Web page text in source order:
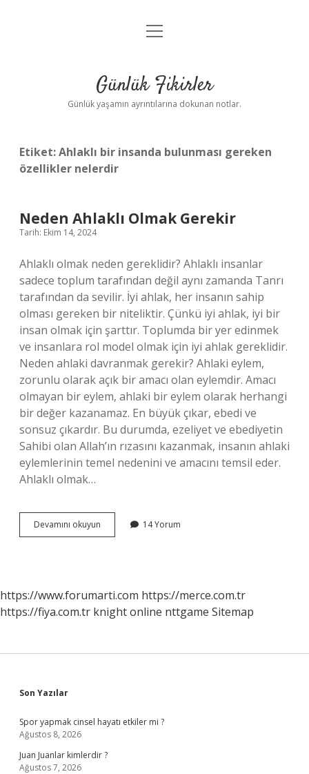
Anasayfa
Yasal Uyarı
menüyü
Günlük Fikirler
Günlük yaşamın ayrıntılarına dokunan notlar.
Etiket:Ahlaklı bir insanda bulunması gereken
özellikler nelerdir
Neden Ahlaklı Olmak Gerekir
Tarih: Ekim 14, 2024
Ahlaklı olmak neden gereklidir? Ahlaklı insanlar
sadece toplum tarafından değil aynı zamanda Tanrı
tarafından da sevilir. İyi ahlak, her insanın sahip
olması gereken bir niteliktir. Çünkü iyi ahlak, iyi bir
insan olmak için şarttır. Toplumda bir yer edinmek
ve insanlara rol model olmak için iyi ahlak gereklidir.
Neden ahlaki davranmak gerekir? Ahlaki eylem,
zorunlu olarak açık bir amacı olan eylemdir. Amacı
olmayan bir eylem, ahlaki bir eylem olarak herhangi
bir değer kazanamaz. En büyük çıkar, ebedi ve
sonsuz çıkardır. Bu durumda, ezeliyet ve ebediyetin
Sahibi olan Allah’ın rızasını kazanmak, insanın ahlaki
eylemlerinin temel nedenini ve amacını temsil eder.
Ahlaklı olmak…
Devamını okuyun
Ahlaklı
14 Yorum
https://www.forumarti.com https://merce.com.tr
https://fiya.com.tr knight online nttgame Sitemap
Sidebar
Son Yazılar
Spor yapmak cinsel hayatı etkiler mi ?
Ağustos 8, 2026
Juan Juanlar kimlerdir ?
Ağustos 7, 2026